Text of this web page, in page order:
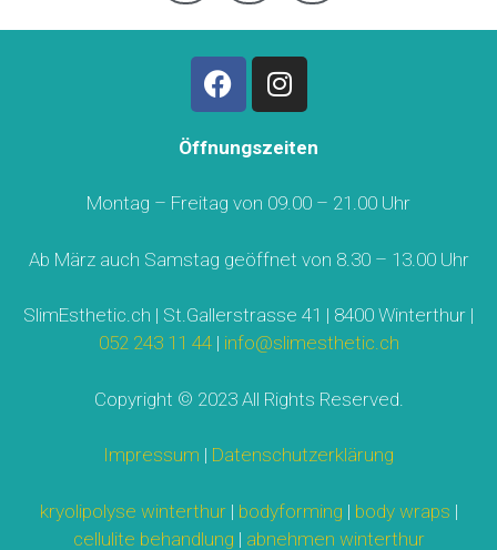
Öffnungszeiten
Montag – Freitag von 09.00 – 21.00 Uhr
Ab März auch Samstag geöffnet von 8.30 – 13.00 Uhr
SlimEsthetic.ch | St.Gallerstrasse 41 | 8400 Winterthur |
052 243 11 44| info@slimesthetic.ch
Copyright © 2023 All Rights Reserved.
Impressum | Datenschutzerklärung
kryolipolyse winterthur| bodyforming | body wraps |
cellulite behandlung | abnehmen winterthur